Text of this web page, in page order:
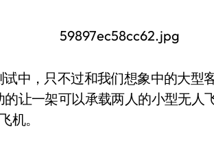
中，只不过和我们想象中的大型
让一架可以承载两人的小型无人
机。